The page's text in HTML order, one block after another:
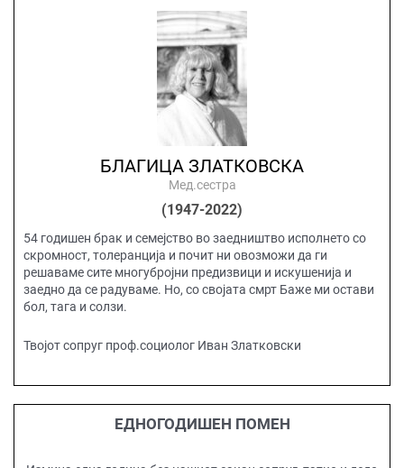
БЛАГИЦА ЗЛАТКОВСКА
Мед.сестра
(1947-2022)
54 годишен брак и семејство во заедништво исполнето со
скромност, толеранција и почит ни овозможи да ги
решаваме сите многубројни предизвици и искушенија и
заедно да се радуваме. Но, со својата смрт Баже ми остави
бол, тага и солзи.
Твојот сопруг проф.социолог Иван Златковски
ЕДНОГОДИШЕН ПОМЕН